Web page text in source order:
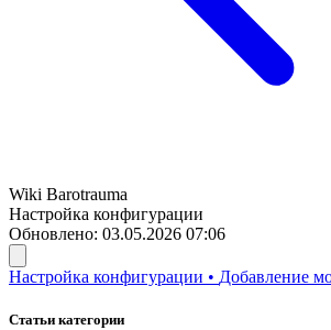
Wiki Barotrauma
Настройка конфигурации
Обновлено: 03.05.2026 07:06
Настройка конфигурации • Добавление
Статьи категории